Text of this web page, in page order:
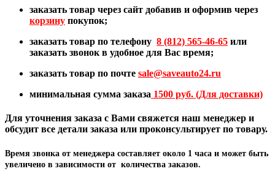
заказать товар через сайт добавив и оформив через
корзину покупок;
заказать товар по телефону 8 (812) 565-46-65 или
заказать звонок в удобное для Вас время;
заказать товар по почте sale@saveauto24.ru
минимальная сумма заказа 1500 руб. (Для доставки)
Для уточнения заказа с Вами свяжется наш менеджер и
обсудит все детали заказа или проконсультирует по товару.
Время звонка от менеджера составляет около 1 часа и может быть
увеличено в зависимости от количества заказов.